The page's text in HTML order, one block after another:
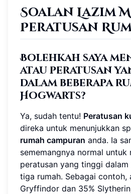
Soalan Lazim
Peratusan
Bolehkah saya
atau peratusan
dalam beberapa
Hogwarts?
Ya, sudah tentu! Peratusan
direka untuk menunjukkan
rumah campuran anda. Ia
sememangnya normal untuk
peratusan yang tinggi
tiga rumah. Sebagai contoh,
Gryffindor dan 35%